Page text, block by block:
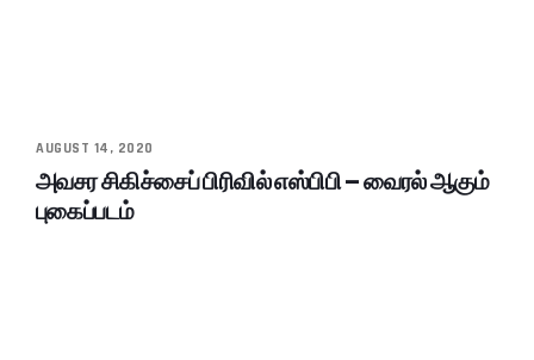
AUGUST 14, 2020
அவசர சிகிச்சைப் பிரிவில் எஸ்பிபி – வைரல் ஆகும்
புகைப்படம்